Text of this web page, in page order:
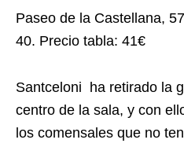
Paseo de la Castellana,
40. Precio tabla: 41€
Santceloni ha retirado la
centro de la sala, y con
los comensales que no